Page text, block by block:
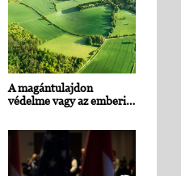
A magántulajdon
védelme vagy az emberi…